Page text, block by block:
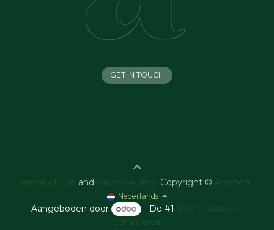
GET IN TOUCH
Terms of Use and Privacy Policy . Copyright © Aromen
Nederlands
Aangeboden door - De #1 Open source e-
commerce